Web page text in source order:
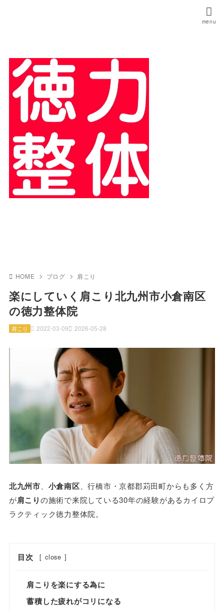
HOME ブログ 肩こり
楽にしていく肩こり北九州市小倉南区
の徳力整体院
2022-03-09 2026-05-28
肩こり
北九州市 小倉南区 、行橋市・京都郡苅田町からも多く方
が肩こりの施術で来院している30年の経験があるカイロプ
ラクティック徳力整体院。
目次 [ close ]
肩こりを楽にする為に
蓄積した疲れがコリになる